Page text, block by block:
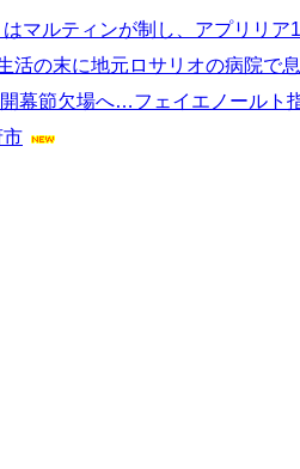
マルティンが制し、アプリリア
の末に地元ロサリオの病院で
幕節欠場へ…フェイエノールト